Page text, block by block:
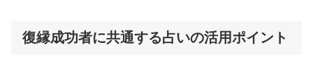
復縁成功者に共通する占いの活用ポイント